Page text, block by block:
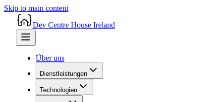
Skip to main content
Dev Centre House Ireland
Über uns
Dienstleistungen
Technologien